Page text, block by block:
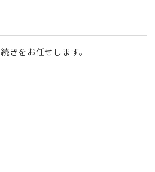
きをお任せします。